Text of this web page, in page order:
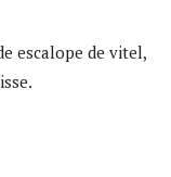
escalope de vitel,